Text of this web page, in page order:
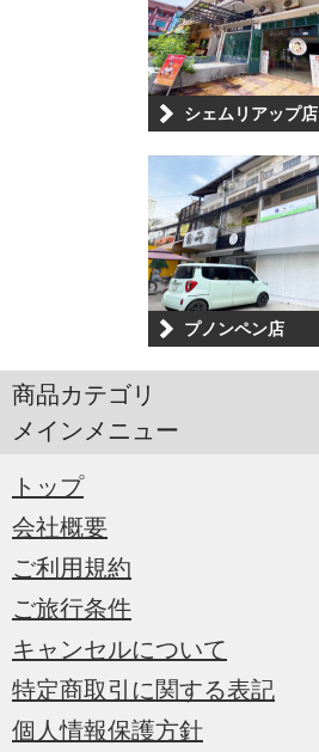
シェムリアップ店
プノンペン店
商品カテゴリ
メインメニュー
トップ
会社概要
ご利用規約
ご旅行条件
キャンセルについて
特定商取引に関する表記
個人情報保護方針